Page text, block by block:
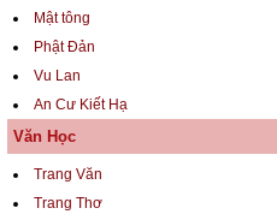
Mật tông
Phật Đản
Vu Lan
An Cư Kiết Hạ
Văn Học
Trang Văn
Trang Thơ